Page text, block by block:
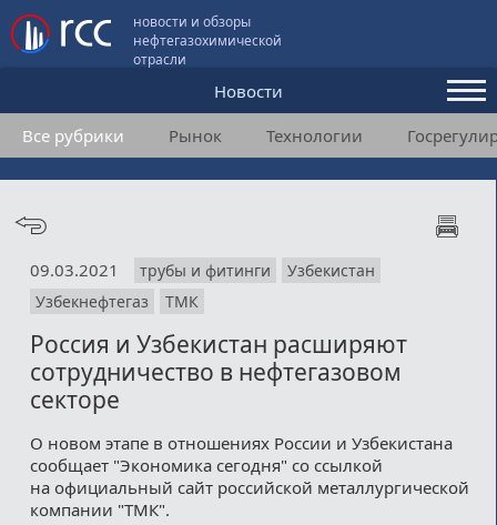
новости и обзоры
нефтегазохимической
отрасли
Новости
Аналитика и мнения
Конференции
Подписка
Пользовательское соглашение
Контакты
Все рубрики Рынок Технологии
09.03.2021 трубы и фитинги
Узбекистан
Узбекнефтегаз
ТМК
Россия и Узбекистан расширяют
сотрудничество в нефтегазовом
секторе
О новом этапе в отношениях России и Узбекистана
сообщает "Экономика сегодня" со ссылкой
на официальный сайт российской металлургической
компании "ТМК".